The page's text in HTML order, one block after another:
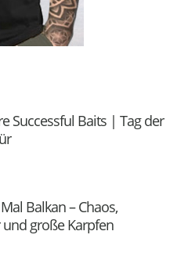
Successful Baits | Tag der
Balkan – Chaos,
große Karpfen